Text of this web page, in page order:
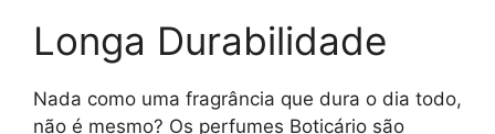
Longa Durabilidade
Nada como uma fragrância que dura o dia todo,
não é mesmo? Os perfumes Boticário são